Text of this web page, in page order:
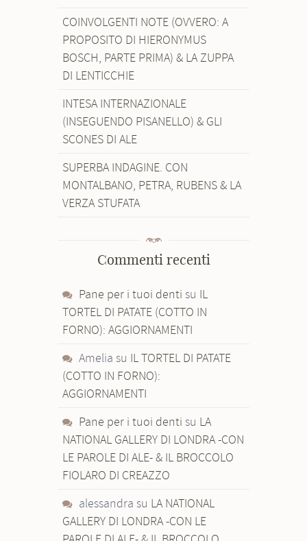
COINVOLGENTI NOTE (OVVERO: A
PROPOSITO DI HIERONYMUS
BOSCH, PARTE PRIMA) & LA ZUPPA
DI LENTICCHIE
INTESA INTERNAZIONALE
(INSEGUENDO PISANELLO) & GLI
SCONES DI ALE
SUPERBA INDAGINE. CON
MONTALBANO, PETRA, RUBENS & LA
VERZA STUFATA
Commenti recenti
Pane per i tuoi denti su IL
TORTEL DI PATATE (COTTO IN
FORNO): AGGIORNAMENTI
Amelia su IL TORTEL DI PATATE
(COTTO IN FORNO):
AGGIORNAMENTI
Pane per i tuoi denti su LA
NATIONAL GALLERY DI LONDRA -CON
LE PAROLE DI ALE- & IL BROCCOLO
FIOLARO DI CREAZZO
alessandra su LA NATIONAL
GALLERY DI LONDRA -CON LE